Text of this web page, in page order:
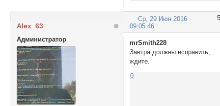
5
Ср, 29 Июн 2016
09:05:46
Alex_63
Администратор
mrSmith228
Завтра должны исправить,
ждите.
0